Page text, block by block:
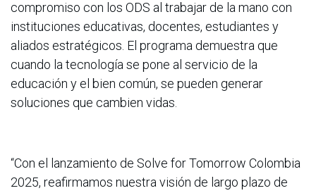
compromiso con los ODS al trabajar de la mano con
instituciones educativas, docentes, estudiantes y
aliados estratégicos. El programa demuestra que
cuando la tecnología se pone al servicio de la
educación y el bien común, se pueden generar
soluciones que cambien vidas.
“Con el lanzamiento de Solve for Tomorrow Colombia
2025, reafirmamos nuestra visión de largo plazo de